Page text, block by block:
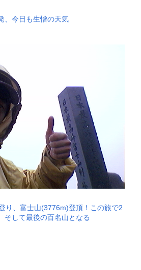
、今日も生憎の天気
り、富士山(3776m)登頂！この旅で2
そして最後の百名山となる